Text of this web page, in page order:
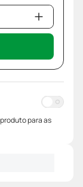
para as